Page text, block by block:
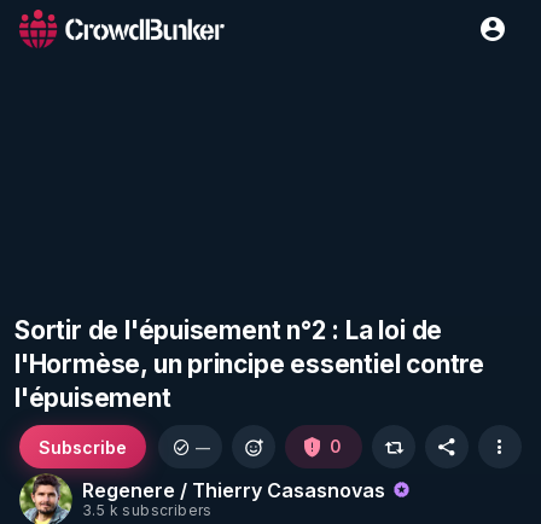
Sortir de l'épuisement n°2 : La loi de
l'Hormèse, un principe essentiel contre
l'épuisement
Regenere / Thierry Casasnovas
3.5 k subscribers
Subscribe — 0